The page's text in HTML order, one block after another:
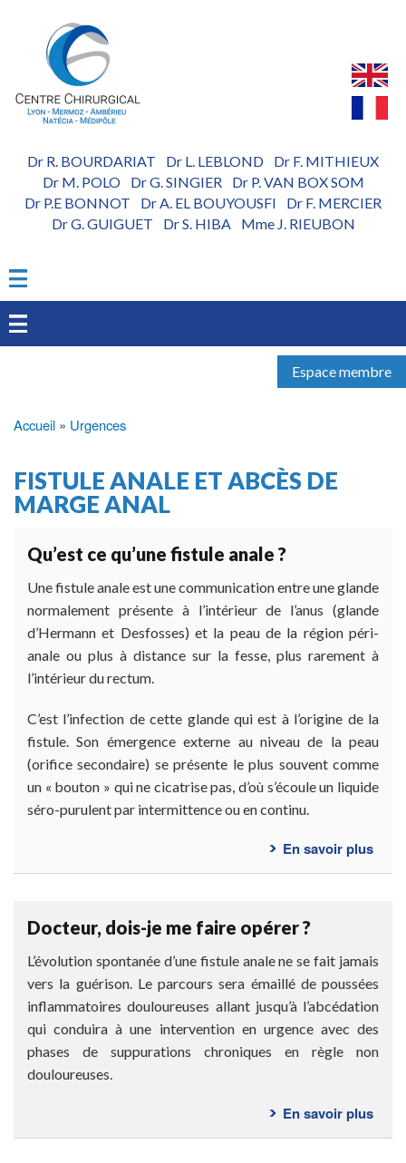
Dr R. BOURDARIAT Dr L. LEBLOND
Dr F. MITHIEUX
Dr M. POLO- Dr G. SINGIER- Dr P. VAN BOX SOM
Dr P.E BONNOT
Dr A. EL BOUYOUSFI
Dr F. MERCIER
Dr G. GUIGUET
Dr S. HIBA- Mme J. RIEUBON
Espace membre
d'Ariane
Accueil Urgences
FISTULE ANALE ET ABCÈS DE
MARGE ANAL
Qu’est ce qu’une fistule anale ?
Une fistule anale est une communication entre une glande
normalement présente à l’intérieur de l’anus (glande
d’Hermann et Desfosses) et la peau de la région péri-
anale ou plus à distance sur la fesse, plus rarement à
l’intérieur du rectum.
C’est l’infection de cette glande qui est à l’origine de la
fistule. Son émergence externe au niveau de la peau
(orifice secondaire) se présente le plus souvent comme
un « bouton » qui ne cicatrise pas, d’où s’écoule un liquide
séro-purulent par intermittence ou en continu.
En savoir plussur
anale
?
Docteur, dois-je me faire opérer ?
L’évolution spontanée d’une fistule anale ne se fait jamais
vers la guérison. Le parcours sera émaillé de poussées
inflammatoires douloureuses allant jusqu’à l’abcédation
qui conduira à une intervention en urgence avec des
phases de suppurations chroniques en règle non
douloureuses.
En savoir plussur